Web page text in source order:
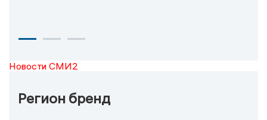
Новости СМИ2
Регион бренд